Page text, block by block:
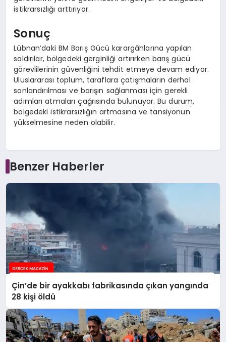
istikrarsızlığı arttırıyor.
Sonuç
Lübnan’daki BM Barış Gücü karargâhlarına yapılan
saldırılar, bölgedeki gerginliği artırırken barış gücü
görevlilerinin güvenliğini tehdit etmeye devam ediyor.
Uluslararası toplum, taraflara çatışmaların derhal
sonlandırılması ve barışın sağlanması için gerekli
adımları atmaları çağrısında bulunuyor. Bu durum,
bölgedeki istikrarsızlığın artmasına ve tansiyonun
yükselmesine neden olabilir.
Benzer Haberler
Çin’de bir ayakkabı fabrikasında çıkan yangında
28 kişi öldü